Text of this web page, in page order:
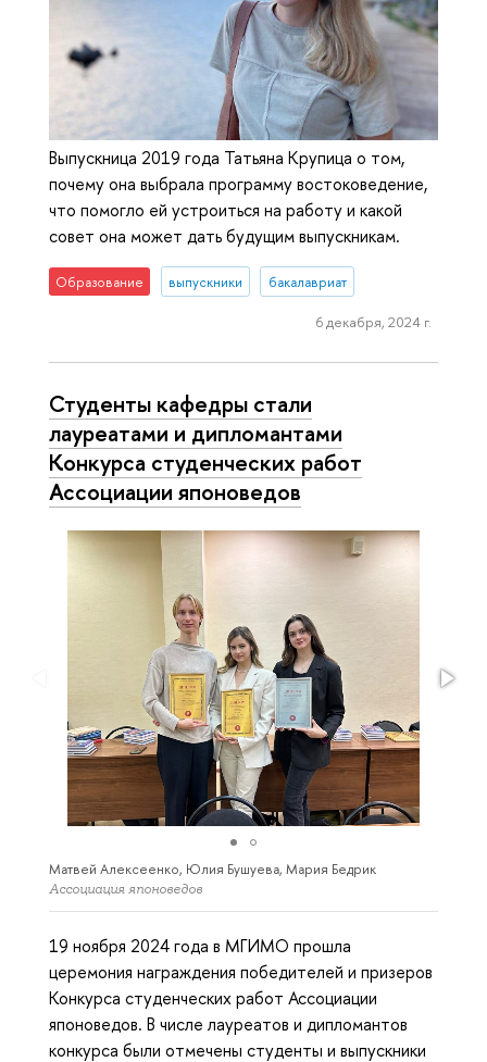
Выпускница 2019 года Татьяна Крупица о том,
почему она выбрала программу востоковедение,
что помогло ей устроиться на работу и какой
совет она может дать будущим выпускникам.
Образование выпускники бакалавриат
6 декабря, 2024 г.
Студенты кафедры стали
лауреатами и дипломантами
Конкурса студенческих работ
Ассоциации японоведов
Матвей Алексеенко, Юлия Бушуева, Мария Бедрик
Ассоциация японоведов
19 ноября 2024 года в МГИМО прошла
церемония награждения победителей и призеров
Конкурса студенческих работ Ассоциации
японоведов. В числе лауреатов и дипломантов
конкурса были отмечены студенты и выпускники